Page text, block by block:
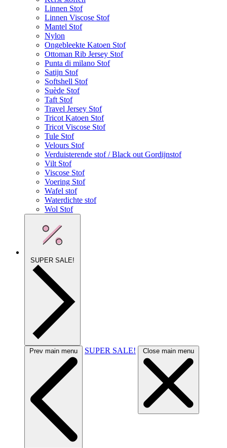
Linnen Stof
Linnen Viscose Stof
Mantel Stof
Nylon
Ongebleekte Katoen Stof
Ottoman Rib Jersey Stof
Punta di milano Stof
Satijn Stof
Softshell Stof
Suède Stof
Taft Stof
Travel Jersey Stof
Tricot Katoen Stof
Tricot Viscose Stof
Tule Stof
Velours Stof
Verduisterende stof / Black out Gordijnstof
Vilt Stof
Viscose Stof
Voering Stof
Wafel stof
Waterdichte stof
Wol Stof
SUPER SALE!
Prev main menu SUPER SALE! Close main menu